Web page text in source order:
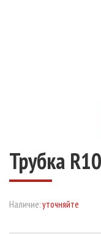
Трубка
Наличие:уточняйте